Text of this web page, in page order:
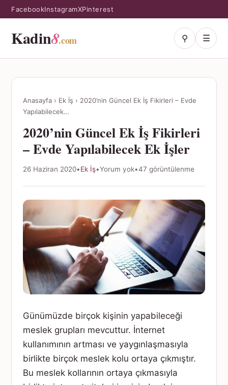
FacebookInstagramXPinterest
Kadin8.com ⚲ ☰
Anasayfa › Ek İş › 2020’nin Güncel Ek İş Fikirleri – Evde
Yapılabilecek…
2020’nin Güncel Ek İş Fikirleri
– Evde Yapılabilecek Ek İşler
26 Haziran 2020•Ek İş•Yorum yok•47 görüntülenme
Günümüzde birçok kişinin yapabileceği
meslek grupları mevcuttur. İnternet
kullanımının artması ve yaygınlaşmasıyla
birlikte birçok meslek kolu ortaya çıkmıştır.
Bu meslek kollarının ortaya çıkmasıyla